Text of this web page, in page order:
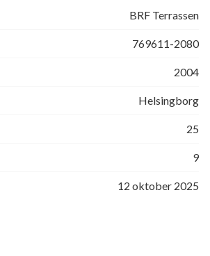
BRF Terrassen
769611-2080
2004
Helsingborg
25
9
12 oktober 2025